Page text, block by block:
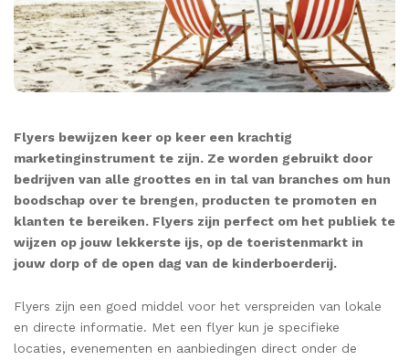
Flyers bewijzen keer op keer een krachtig
marketinginstrument te zijn. Ze worden gebruikt door
bedrijven van alle groottes en in tal van branches om hun
boodschap over te brengen, producten te promoten en
klanten te bereiken. Flyers zijn perfect om het publiek te
wijzen op jouw lekkerste ijs, op de toeristenmarkt in
jouw dorp of de open dag van de kinderboerderij.
Flyers zijn een goed middel voor het verspreiden van lokale
en directe informatie. Met een flyer kun je specifieke
locaties, evenementen en aanbiedingen direct onder de